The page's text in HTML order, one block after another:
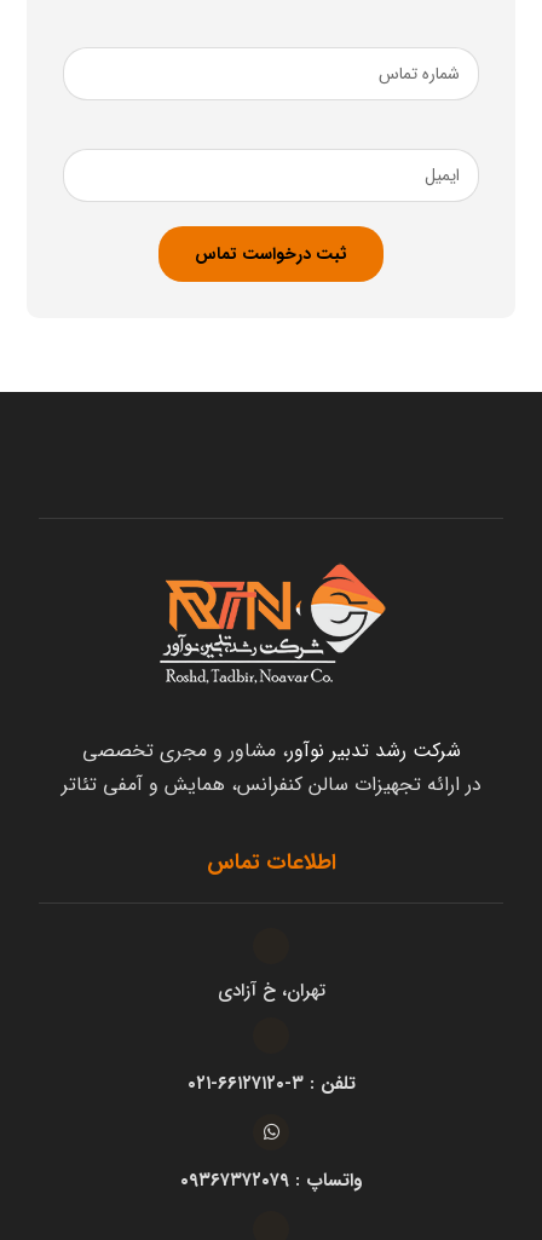
شماره
تماسضروری
ایمیل
شرکت رشد تدبیر نوآور، مشاور و مجری تخصصی
در ارائه تجهیزات سالن کنفرانس، همایش و آمفی تئاتر
اطلاعات تماس
تهران، خ آزادی
تلفن : ۳-۶۶۱۲۷۱۲۰-۰۲۱
واتساپ : ۰۹۳۶۷۳۷۲۰۷۹